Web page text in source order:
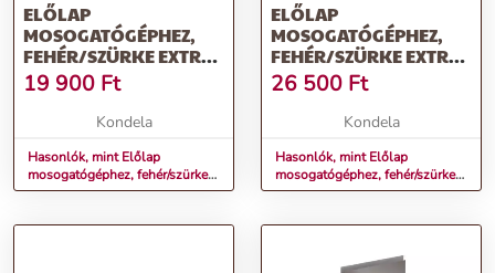
ELŐLAP
MOSOGATÓGÉPHEZ,
FEHÉR/SZÜRKE EXTRA
MAGASFÉNYŰ HG,
44,6X57, AURORA
19 900 Ft
Kondela
Hasonlók, mint Előlap
mosogatógéphez, fehér/szürke
extra magasfényű HG, 44,6x57,
ELŐLAP
MOSOGATÓGÉPHEZ,
FEHÉR/SZÜRKE EXTRA
MAGASFÉNYŰ HG,
44,6X71,3, AURORA
26 500 Ft
Kondela
Hasonlók, mint Előlap
mosogatógéphez, fehér/szürke
extra magasfényű HG,